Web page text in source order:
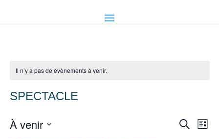
Il n’y a pas de évènements à venir.
SPECTACLE
Recherche
de
Liste
À venir